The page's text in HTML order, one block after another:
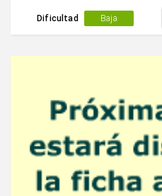
Dificultad Baja